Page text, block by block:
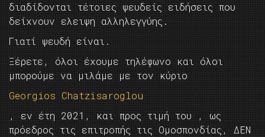
διαδίδονται τέτοιες ψευδείς ειδήσεις που
δείχνουν ελειψη αλληλεγγύης.
Γιατί ψευδή είναι.
Ξέρετε, όλοι έχουμε τηλέφωνο και όλοι
μπορούμε να μιλάμε με τον κύριο
Georgios Chatzisaroglou
, εν έτη 2021, και προς τιμή του , ως
πρόεδρος τις επιτροπής τις Ομοσπονδίας, ΔΕΝ